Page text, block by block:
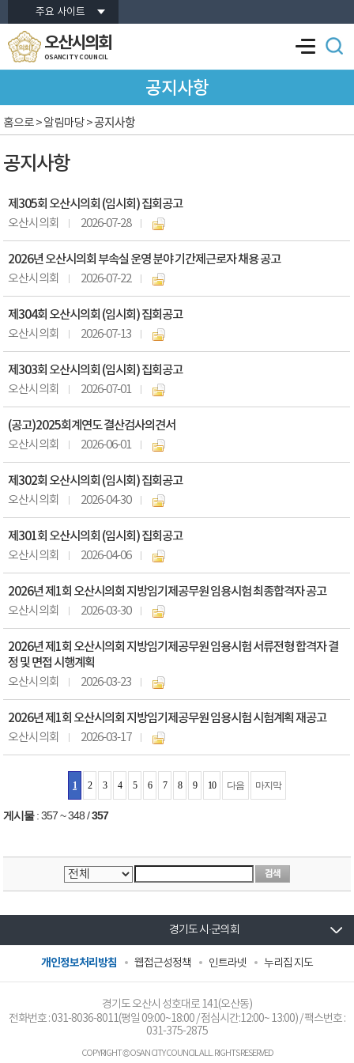
본문바로가기주요 사이트
오산시의회
OSANCITY COUNCIL
공지사항
공지사항
홈으로> 알림마당 >공지사항
제305회 오산시의회 (임시회) 집회공고
오산시의회 2026-07-28
2026년 오산시의회 부속실 운영 분야 기간제근로자 채용 공고
오산시의회 2026-07-22
제304회 오산시의회 (임시회) 집회공고
오산시의회 2026-07-13
제303회 오산시의회 (임시회) 집회공고
오산시의회 2026-07-01
(공고)2025회계연도 결산검사의견서
오산시의회 2026-06-01
제302회 오산시의회 (임시회) 집회공고
오산시의회 2026-04-30
제301회 오산시의회 (임시회) 집회공고
오산시의회 2026-04-06
2026년 제1회 오산시의회 지방임기제공무원 임용시험 최종합격자 공고
오산시의회 2026-03-30
2026년 제1회 오산시의회 지방임기제공무원 임용시험 서류전형 합격자 결
정 및 면접 시행계획
오산시의회 2026-03-23
2026년 제1회 오산시의회 지방임기제공무원 임용시험 시험계획 재공고
오산시의회 2026-03-17
1 2 3 4 5 6 7 8 9 10 다음 마지막
게시물:357 ~ 348 /357
경기도 시·군의회
개인정보처리방침 웹접근성정책 인트라넷 누리집 지도
경기도 오산시 성호대로 141(오산동)
전화번호 :031-8036-8011(평일 09:00~18:00 / 점심시간:12:00~ 13:00) / 팩스번호 :
031-375-2875
COPYRIGHT © OSAN CITY COUNCIL ALL. RIGHTS RESERVED